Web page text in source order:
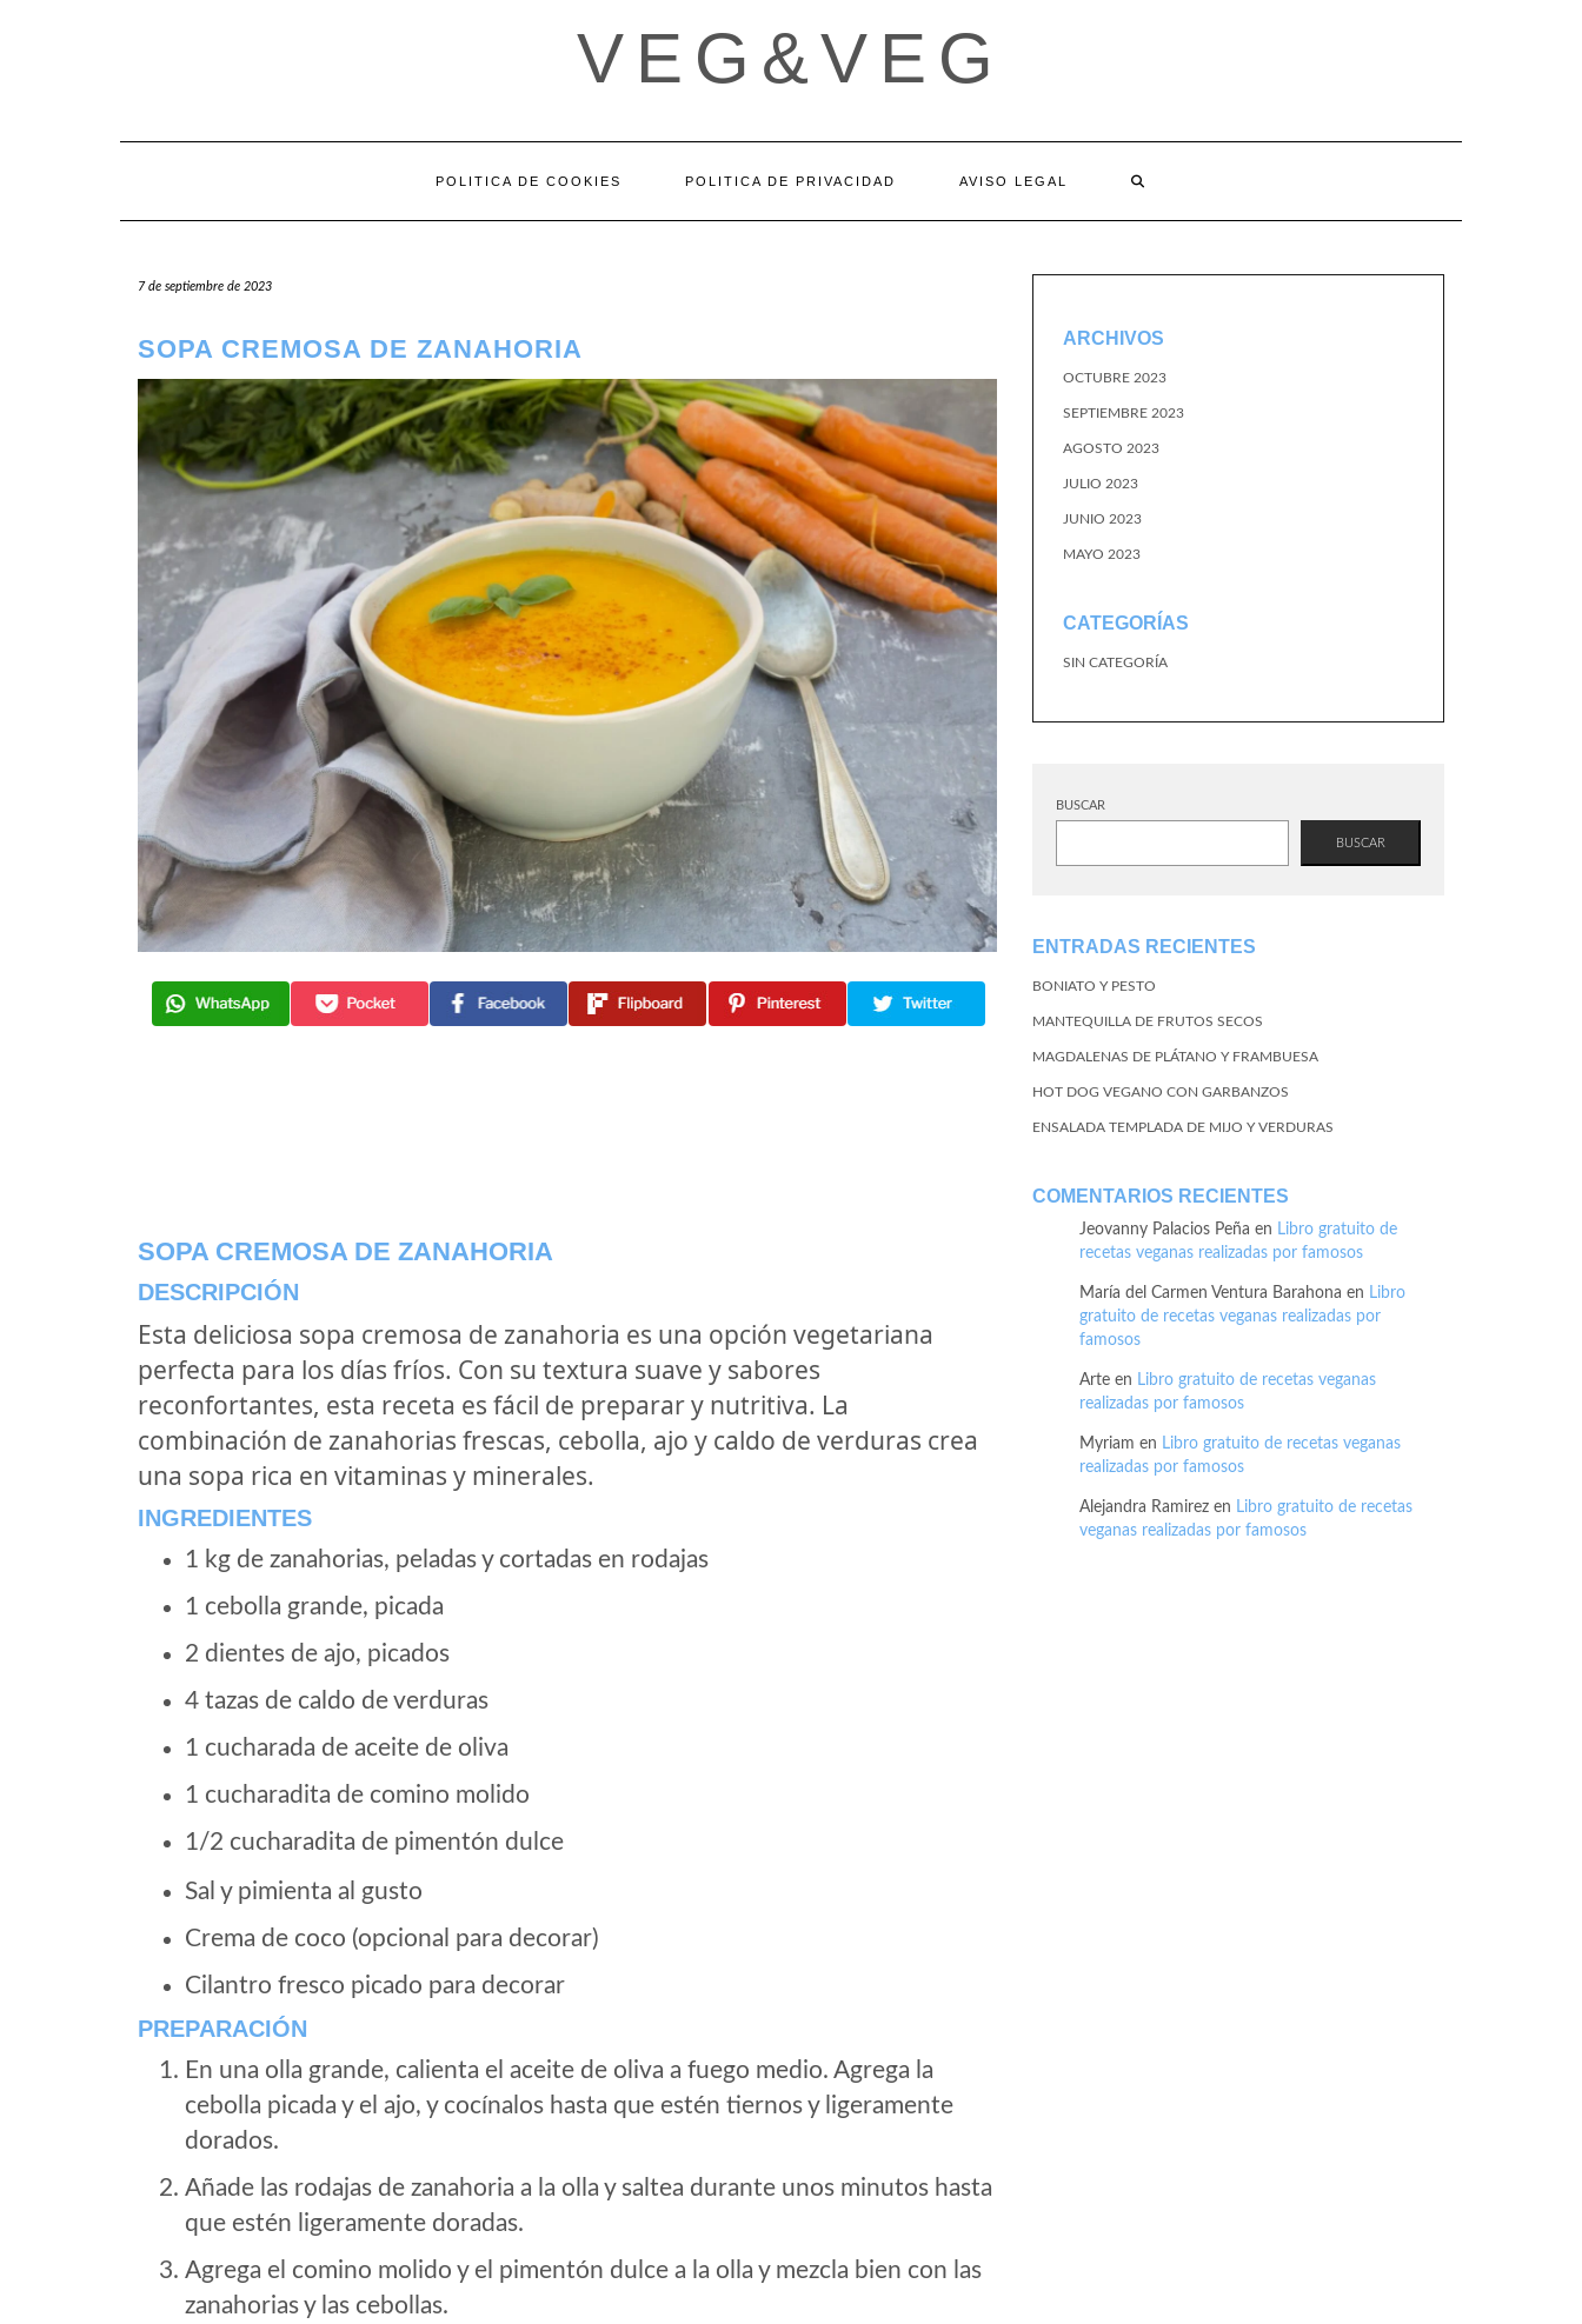
VEG&VEG
POLITICA DE COOKIES POLITICA DE PRIVACIDAD AVISO LEGAL
7 de septiembre de 2023
SOPA CREMOSA DE ZANAHORIA
SOPA CREMOSA DE ZANAHORIA
DESCRIPCIÓN
Esta deliciosa sopa cremosa de zanahoria es una opción vegetariana
perfecta para los días fríos. Con su textura suave y sabores
reconfortantes, esta receta es fácil de preparar y nutritiva. La
combinación de zanahorias frescas, cebolla, ajo y caldo de verduras crea
una sopa rica en vitaminas y minerales.
INGREDIENTES
1 kg de zanahorias, peladas y cortadas en rodajas
1 cebolla grande, picada
2 dientes de ajo, picados
4 tazas de caldo de verduras
1 cucharada de aceite de oliva
1 cucharadita de comino molido
1/2 cucharadita de pimentón dulce
Sal y pimienta al gusto
Crema de coco (opcional para decorar)
Cilantro fresco picado para decorar
PREPARACIÓN
En una olla grande, calienta el aceite de oliva a fuego medio. Agrega la
cebolla picada y el ajo, y cocínalos hasta que estén tiernos y ligeramente
dorados.
Añade las rodajas de zanahoria a la olla y saltea durante unos minutos hasta
que estén ligeramente doradas.
Agrega el comino molido y el pimentón dulce a la olla y mezcla bien con las
zanahorias y las cebollas.
ARCHIVOS
OCTUBRE 2023
SEPTIEMBRE 2023
AGOSTO 2023
JULIO 2023
JUNIO 2023
MAYO 2023
CATEGORÍAS
SIN CATEGORÍA
BUSCAR
BUSCAR
ENTRADAS RECIENTES
BONIATO Y PESTO
MANTEQUILLA DE FRUTOS SECOS
MAGDALENAS DE PLÁTANO Y FRAMBUESA
HOT DOG VEGANO CON GARBANZOS
ENSALADA TEMPLADA DE MIJO Y VERDURAS
COMENTARIOS RECIENTES
Jeovanny Palacios Peña en Libro gratuito de
recetas veganas realizadas por famosos
María del Carmen Ventura Barahona en Libro
gratuito de recetas veganas realizadas por
famosos
Arte en Libro gratuito de recetas veganas
realizadas por famosos
Myriam en Libro gratuito de recetas veganas
realizadas por famosos
Alejandra Ramirez en Libro gratuito de recetas
veganas realizadas por famosos